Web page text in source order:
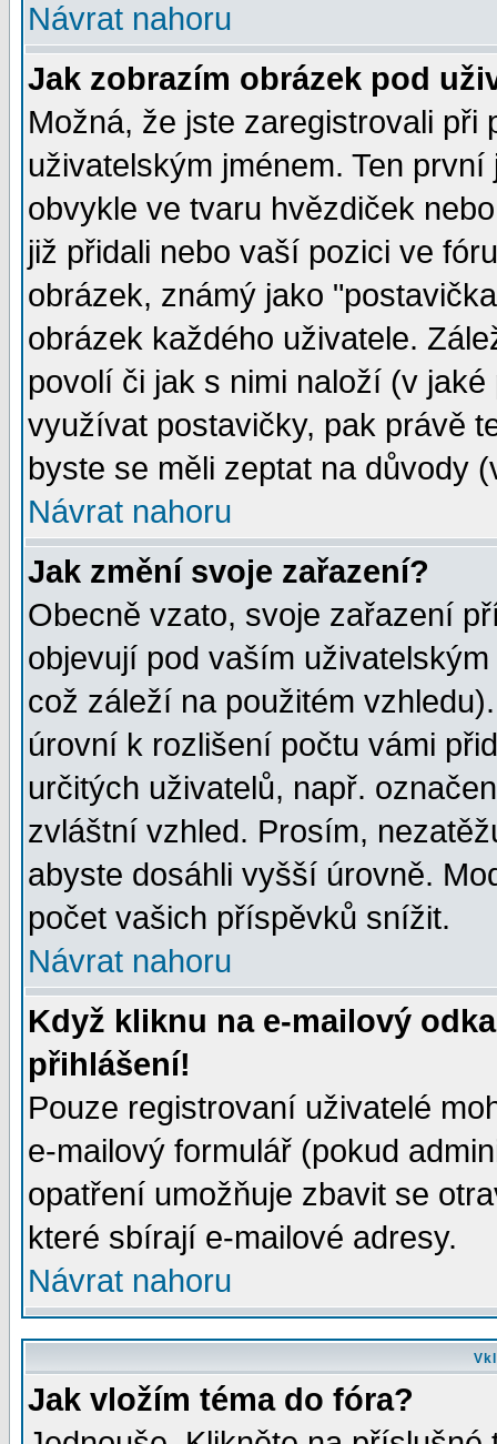
Návrat nahoru
Jak zobrazím obrázek pod
Možná, že jste zaregistrovali
uživatelským jménem. Ten
obvykle ve tvaru hvězdiček
již přidali nebo vaší pozici ve
obrázek, známý jako
obrázek každého uživatele.
povolí či jak s nimi naloží (v
využívat postavičky, pak právě
byste se měli zeptat na důvody
Návrat nahoru
Jak změní svoje zařazení?
Obecně vzato, svoje zařazení
objevují pod vaším
což záleží na použitém
úrovní k rozlišení počtu vámi
určitých uživatelů, např.
zvláštní vzhled. Prosím,
abyste dosáhli vyšší úrovně.
počet vašich příspěvků snížit.
Návrat nahoru
Když kliknu na e-mailový
přihlášení!
Pouze registrovaní uživatelé
e-mailový formulář (pokud
opatření umožňuje zbavit se
které sbírají e-mailové adresy.
Návrat nahoru
Jak vložím téma do fóra?